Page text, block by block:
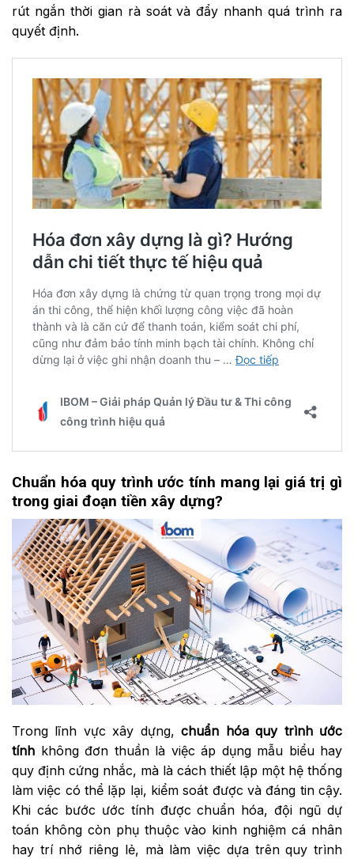
rút ngắn thời gian rà soát và đẩy nhanh quá trình ra
quyết định.
Chuẩn hóa quy trình ước tính mang lại giá trị gì
trong giai đoạn tiền xây dựng?
Trong lĩnh vực xây dựng,chuẩn hóa quy trình ước
tính không đơn thuần là việc áp dụng mẫu biểu hay
quy định cứng nhắc, mà là cách thiết lập một hệ thống
làm việc có thể lặp lại, kiểm soát được và đáng tin cậy.
Khi các bước ước tính được chuẩn hóa, đội ngũ dự
toán không còn phụ thuộc vào kinh nghiệm cá nhân
hay trí nhớ riêng lẻ, mà làm việc dựa trên quy trình